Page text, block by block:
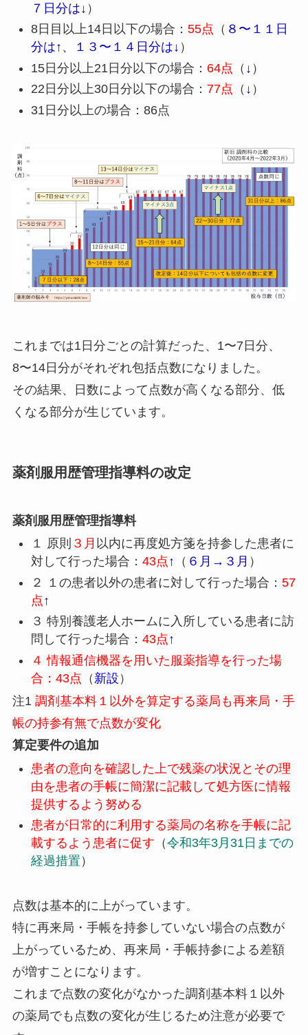
７日分は↓ ）
8日目以上14日以下の場合： 55点 （ ８〜１１日
分は↑、１３〜１４日分は↓ ）
15日分以上21日分以下の場合： 64点 （ ↓ ）
22日分以上30日分以下の場合： 77点 （ ↓ ）
31日分以上の場合：86点
これまでは1日分ごとの計算だった、1〜7日分、
8〜14日分がそれぞれ包括点数になりました。
その結果、日数によって点数が高くなる部分、低
くなる部分が生じています。
薬剤服用歴管理指導料の改定
薬剤服用歴管理指導料
１ 原則 ３月 以内に再度処方箋を持参した患者に
対して行った場合： 43点↑ （ ６月→３月 ）
２ １の患者以外の患者に対して行った場合： 57
点↑
３ 特別養護老人ホームに入所している患者に訪
問して行った場合： 43点↑
４ 情報通信機器を用いた服薬指導を行った場
合：43点 （ 新設 ）
注1 調剤基本料１以外を算定する薬局も再来局・手
帳の持参有無で点数が変化
算定要件の追加
患者の意向を確認した上で残薬の状況とその理
由を患者の手帳に簡潔に記載して処方医に情報
提供するよう努める
患者が日常的に利用する薬局の名称を手帳に記
載するよう患者に促す （令和3年3月31日までの
経過措置 ）
点数は基本的に上がっています。
特に再来局・手帳を持参していない場合の点数が
上がっているため、再来局・手帳持参による差額
が増すことになります。
これまで点数の変化がなかった調剤基本料１以外
の薬局でも点数の変化が生じるため注意が必要で